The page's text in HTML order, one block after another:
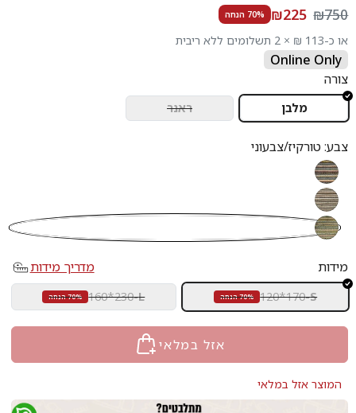
₪750
₪225 70% הנחה
או כ-113 ₪ × 2 תשלומים ללא ריבית
Online Only
צורה
מלבן ראנר
צבע:טורקיז/צבעוני
כחול/צבעוני
שחור/צבעוני
מידות
מדריך מידות
S
-
120*170 70% הנחה L
-
160*230 70% הנחה
אזל במלאי
המוצר אזל במלאי